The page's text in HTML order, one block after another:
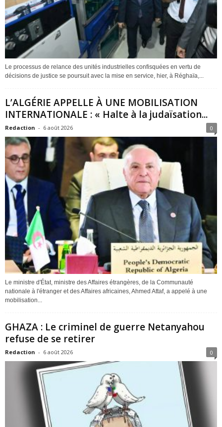
Le processus de relance des unités industrielles confisquées en vertu de
décisions de justice se poursuit avec la mise en service, hier, à Réghaïa,...
L’ALGÉRIE APPELLE À UNE MOBILISATION
INTERNATIONALE : « Halte à la judaïsation...
Redaction - 6 août 2026 0
Le ministre d'État, ministre des Affaires étrangères, de la Communauté
nationale à l'étranger et des Affaires africaines, Ahmed Attaf, a appelé à une
mobilisation...
GHAZA : Le criminel de guerre Netanyahou
refuse de se retirer
Redaction - 6 août 2026 0